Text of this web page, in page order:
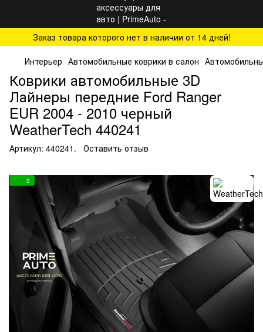
Заказ товара которого нет в наличии от 14 дней!
Интерьер Автомобильные коврики в салон
Коврики автомобильные 3D
Лайнеры передние Ford Ranger
EUR 2004 - 2010 черный
WeatherTech 440241
Артикул: 440241. Оставить отзыв
3